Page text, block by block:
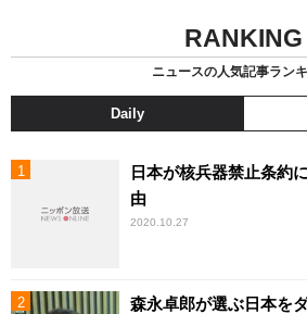
RANKING
ニュースの人気記事ラン
Daily
日本が核兵器禁止条約
由
2020.10.27
森永卓郎が選ぶ日本を